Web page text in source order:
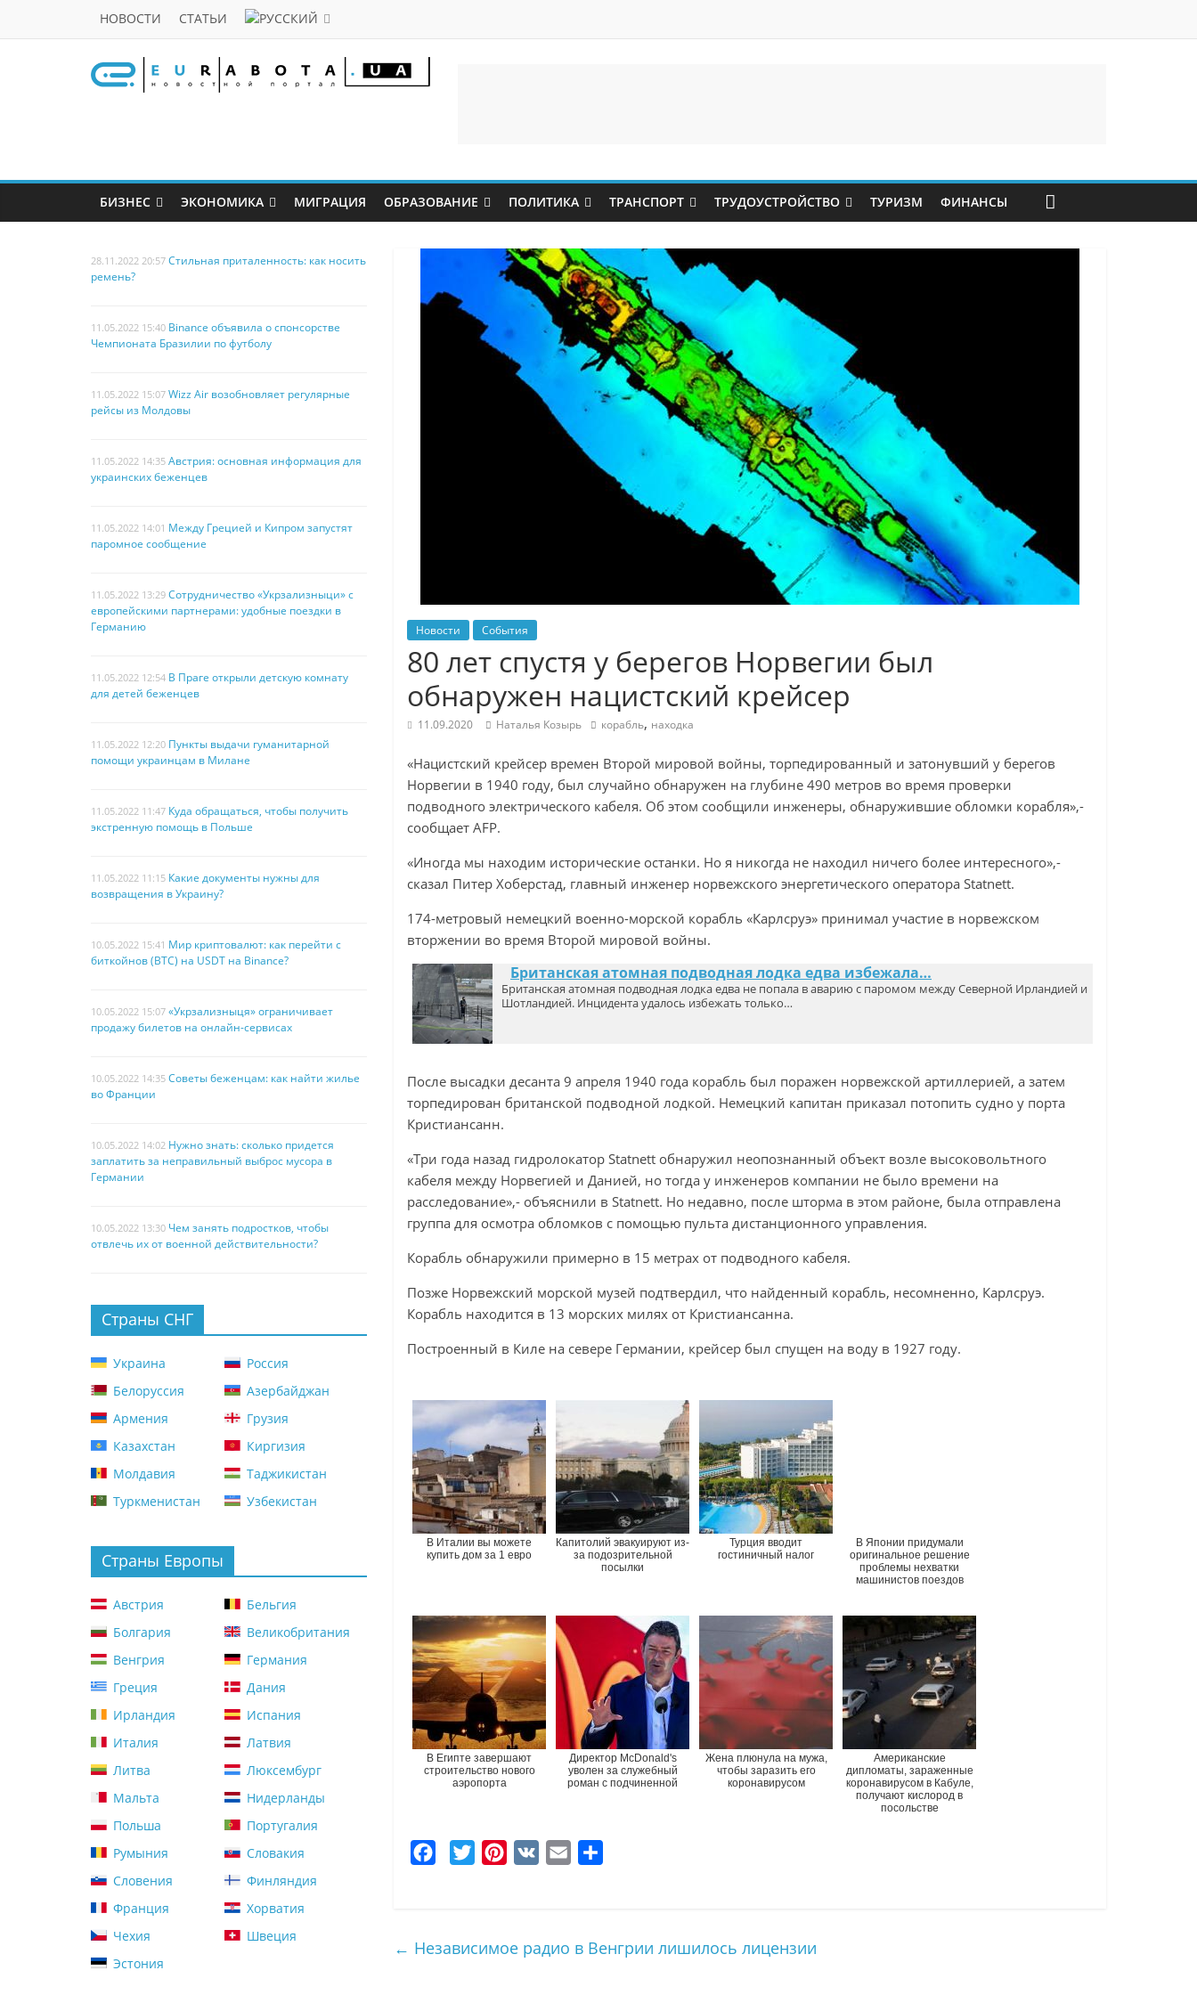
НОВОСТИ СТАТЬИ
БИЗНЕС ЭКОНОМИКА МИГРАЦИЯ ОБРАЗОВАНИЕ ПОЛИТИКА ТРАНСПОРТ ТРУДОУСТРОЙСТВО ТУРИЗМ ФИНАНСЫ
Новости События
80 лет спустя у берегов Норвегии был
обнаружен нацистский крейсер
11.09.2020 Наталья Козырь корабль, находка
«Нацистский крейсер времен Второй мировой войны, торпедированный и затонувший у берегов
Норвегии в 1940 году, был случайно обнаружен на глубине 490 метров во время проверки
подводного электрического кабеля. Об этом сообщили инженеры, обнаружившие обломки корабля»,-
сообщает AFP.
«Иногда мы находим исторические останки. Но я никогда не находил ничего более интересного»,-
сказал Питер Хоберстад, главный инженер норвежского энергетического оператора Statnett.
174-метровый немецкий военно-морской корабль «Карлсруэ» принимал участие в норвежском
вторжении во время Второй мировой войны.
Британская атомная подводная лодка едва избежала…
Британская атомная подводная лодка едва не попала в аварию с паромом между Северной Ирландией и
Шотландией. Инцидента удалось избежать только…
После высадки десанта 9 апреля 1940 года корабль был поражен норвежской артиллерией, а затем
торпедирован британской подводной лодкой. Немецкий капитан приказал потопить судно у порта
Кристиансанн.
«Три года назад гидролокатор Statnett обнаружил неопознанный объект возле высоковольтного
кабеля между Норвегией и Данией, но тогда у инженеров компании не было времени на
расследование»,- объяснили в Statnett. Но недавно, после шторма в этом районе, была отправлена ​​
группа для осмотра обломков с помощью пульта дистанционного управления.
Корабль обнаружили примерно в 15 метрах от подводного кабеля.
Позже Норвежский морской музей подтвердил, что найденный корабль, несомненно, Карлсруэ.
Корабль находится в 13 морских милях от Кристиансанна.
Построенный в Киле на севере Германии, крейсер был спущен на воду в 1927 году.
В Италии вы можете
купить дом за 1 евро
Капитолий эвакуируют из-
за подозрительной
посылки
Турция вводит
гостиничный налог
В Японии придумали
оригинальное решение
проблемы нехватки
машинистов поездов
В Египте завершают
строительство нового
аэропорта
Директор McDonald's
уволен за служебный
роман с подчиненной
Жена плюнула на мужа,
чтобы заразить его
коронавирусом
Американские
дипломаты, зараженные
коронавирусом в Кабуле,
получают кислород в
посольстве
b
t
e
а
← Независимое радио в Венгрии лишилось лицензии
28.11.2022 20:57 Стильная приталенность: как носить
ремень?
11.05.2022 15:40 Binance объявила о спонсорстве
Чемпионата Бразилии по футболу
11.05.2022 15:07 Wizz Air возобновляет регулярные
рейсы из Молдовы
11.05.2022 14:35 Австрия: основная информация для
украинских беженцев
11.05.2022 14:01 Между Грецией и Кипром запустят
паромное сообщение
11.05.2022 13:29 Сотрудничество «Укрзализныци» с
европейскими партнерами: удобные поездки в
Германию
11.05.2022 12:54 В Праге открыли детскую комнату
для детей беженцев
11.05.2022 12:20 Пункты выдачи гуманитарной
помощи украинцам в Милане
11.05.2022 11:47 Куда обращаться, чтобы получить
экстренную помощь в Польше
11.05.2022 11:15 Какие документы нужны для
возвращения в Украину?
10.05.2022 15:41 Мир криптовалют: как перейти с
биткойнов (BTC) на USDT на Binance?
10.05.2022 15:07 «Укрзализныця» ограничивает
продажу билетов на онлайн-сервисах
10.05.2022 14:35 Советы беженцам: как найти жилье
во Франции
10.05.2022 14:02 Нужно знать: сколько придется
заплатить за неправильный выброс мусора в
Германии
10.05.2022 13:30 Чем занять подростков, чтобы
отвлечь их от военной действительности?
Страны СНГ
Украина
Россия
Белоруссия
Азербайджан
Армения
Грузия
Казахстан
Киргизия
Молдавия
Таджикистан
Туркменистан
Узбекистан
Страны Европы
Австрия
Бельгия
Болгария
Великобритания
Венгрия
Германия
Греция
Дания
Ирландия
Испания
Италия
Латвия
Литва
Люксембург
Мальта
Нидерланды
Польша
Португалия
Румыния
Словакия
Словения
Финляндия
Франция
Хорватия
Чехия
Швеция
Эстония